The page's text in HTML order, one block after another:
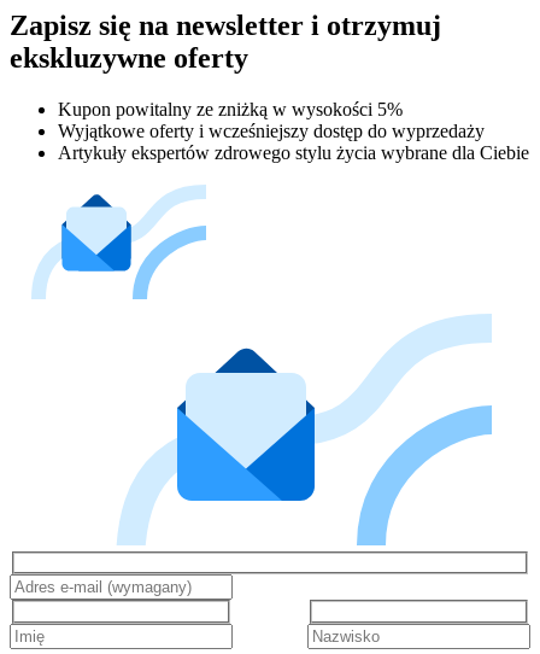
Zapisz się na newsletter i otrzymuj
ekskluzywne oferty
Kupon powitalny ze zniżką w wysokości 5%
Wyjątkowe oferty i wcześniejszy dostęp do wyprzedaży
Artykuły ekspertów zdrowego stylu życia wybrane dla Ciebie